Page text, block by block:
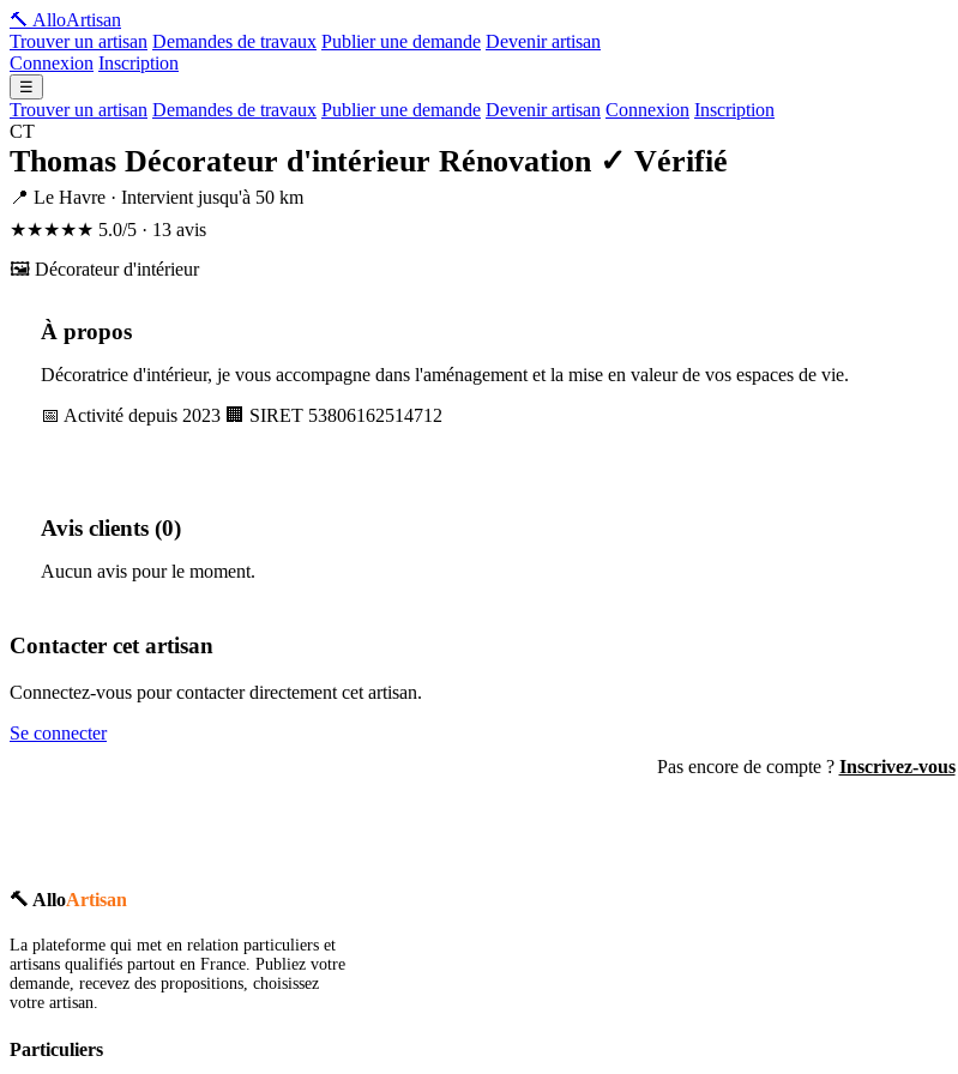
🔨 AlloArtisan
Trouver un artisan Demandes de travaux Publier une demande Devenir artisan
Connexion Inscription
☰
Trouver un artisan Demandes de travaux Publier une demande Devenir artisan Connexion Inscription
CT
Thomas Décorateur d'intérieur Rénovation ✓ Vérifié
📍 Le Havre · Intervient jusqu'à 50 km
★★★★★ 5.0/5 · 13 avis
🖼️ Décorateur d'intérieur
À propos
Décoratrice d'intérieur, je vous accompagne dans l'aménagement et la mise en valeur de vos espaces de vie.
📅 Activité depuis 2023 🏢 SIRET 53806162514712
Avis clients (0)
Aucun avis pour le moment.
Contacter cet artisan
Connectez-vous pour contacter directement cet artisan.
Se connecter
Pas encore de compte ? Inscrivez-vous
🔨 AlloArtisan
La plateforme qui met en relation particuliers et
artisans qualifiés partout en France. Publiez votre
demande, recevez des propositions, choisissez
votre artisan.
Particuliers